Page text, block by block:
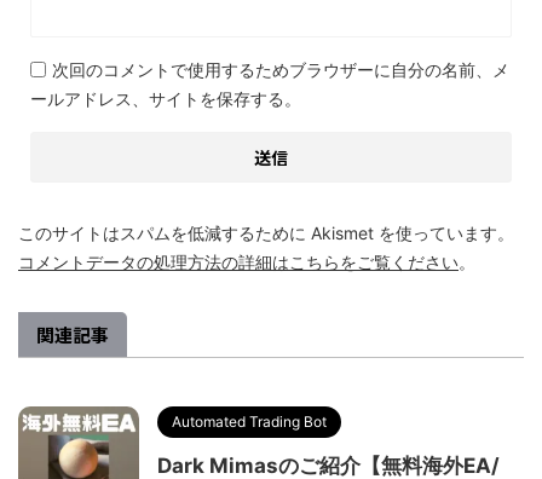
次回のコメントで使用するためブラウザーに自分の名前、メ
ールアドレス、サイトを保存する。
このサイトはスパムを低減するために Akismet を使っています。
コメントデータの処理方法の詳細はこちらをご覧ください。
関連記事
Automated Trading Bot
Dark Mimasのご紹介【無料海外EA/